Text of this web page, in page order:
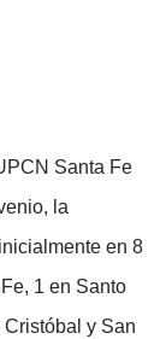
Santa Fe
la
en 8
1 en Santo
y San